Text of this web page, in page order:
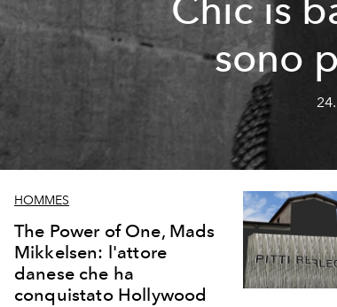
Chic is
sono
HOMMES
The Power of One, Mads
Mikkelsen: l'attore
danese che ha
conquistato Hollywood